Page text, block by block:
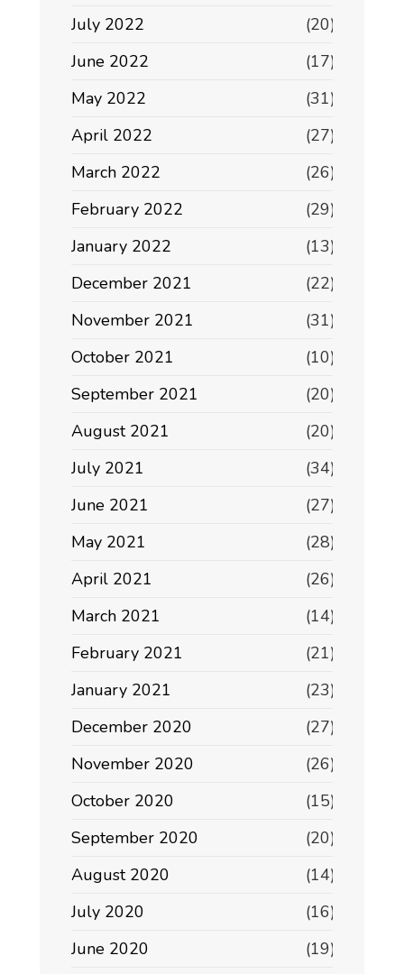
July 2022
(20)
June 2022
(17)
May 2022
(31)
April 2022
(27)
March 2022
(26)
February 2022
(29)
January 2022
(13)
December 2021
(22)
November 2021
(31)
October 2021
(10)
September 2021
(20)
August 2021
(20)
July 2021
(34)
June 2021
(27)
May 2021
(28)
April 2021
(26)
March 2021
(14)
February 2021
(21)
January 2021
(23)
December 2020
(27)
November 2020
(26)
October 2020
(15)
September 2020
(20)
August 2020
(14)
July 2020
(16)
June 2020
(19)